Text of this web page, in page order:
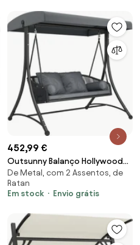
Oxford 420D | Aosom Portugal
452,99 €
Outsunny Balanço Hollywood
em Rattan 2 lugares Balanço de
jardim com toldo solar
ajustável almofada macia
Aosom Portugal
De Metal, com 2 Assentos, de
Ratan
Em stock
Envio grátis